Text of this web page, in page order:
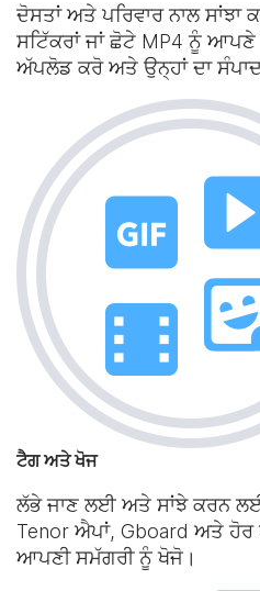
ਦੋਸਤਾਂ ਅਤੇ ਪਰਿਵਾਰ ਨਾਲ
ਸਟਿੱਕਰਾਂ ਜਾਂ ਛੋਟੇ MP4 ਨੂੰ
ਅੱਪਲੋਡ ਕਰੋ ਅਤੇ ਉਨ੍ਹਾਂ ਦਾ
ਟੈਗ ਅਤੇ ਖੋਜ
ਲੱਭੇ ਜਾਣ ਲਈ ਅਤੇ ਸਾਂਝੇ ਕਰਨ
Tenor ਐਪਾਂ, Gboard ਅਤੇ
ਆਪਣੀ ਸਮੱਗਰੀ ਨੂੰ ਖੋਜੋ।